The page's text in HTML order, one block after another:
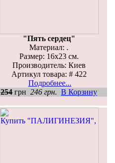
"Пять сердец"
Материал: .
Размер: 16х23 см.
Производитель: Киев
Артикул товара: # 422
Подробнее...
254 грн 246 грн. В Корзину